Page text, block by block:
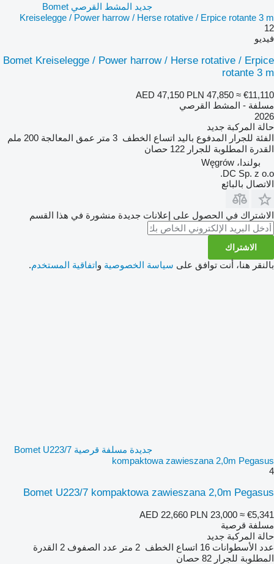
جديد المشط القرصي Bomet
Kreiselegge / Power harrow / Herse rotative / Erpice rotante 3 m
12
فيديو
Bomet Kreiselegge / Power harrow / Herse rotative / Erpice
rotante 3 m
AED 47,150 PLN 47,850 ≈ €11,110
مسلفة - المشط القرصي
2026
حالة المركبة جديد
الفئة للجرار المدفوع باليد اتساع الخطف 3 متر عمق المعالجة 200 ملم
القدرة المطلوبة للجرار 122 حصان
بولندا، Węgrów
DC Sp. z o.o.
الاتصال بالبائع
الاشتراك في الحصول على إعلانات جديدة منشورة في هذا القسم
الاشتراك
بالنقر هنا، أنت توافق على سياسة الخصوصية واتفاقية المستخدم.
جديدة مسلفة قرصية Bomet U223/7
kompaktowa zawieszana 2,0m Pegasus
4
Bomet U223/7 kompaktowa zawieszana 2,0m Pegasus
AED 22,660 PLN 23,000 ≈ €5,341
مسلفة قرصية
حالة المركبة جديد
عدد الأسطوانات 16 اتساع الخطف 2 متر عدد الصفوف 2 القدرة
المطلوبة للجرار 82 حصان